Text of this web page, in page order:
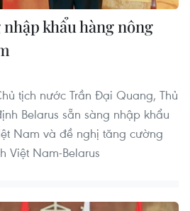
khẩu hàng nông
tịch nước Trần Đại Quang, Thủ
Belarus sẵn sàng nhập khẩu
Nam và đề nghị tăng cường
Việt Nam-Belarus